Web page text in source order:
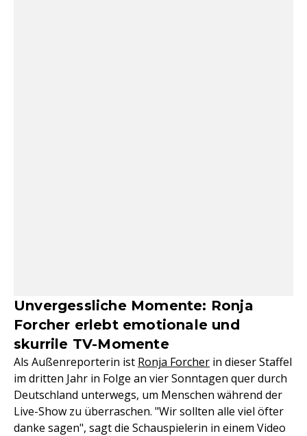
Unvergessliche Momente: Ronja
Forcher erlebt emotionale und
skurrile TV-Momente
Als Außenreporterin ist Ronja Forcher in dieser Staffel
im dritten Jahr in Folge an vier Sonntagen quer durch
Deutschland unterwegs, um Menschen während der
Live-Show zu überraschen. "Wir sollten alle viel öfter
danke sagen", sagt die Schauspielerin in einem Video